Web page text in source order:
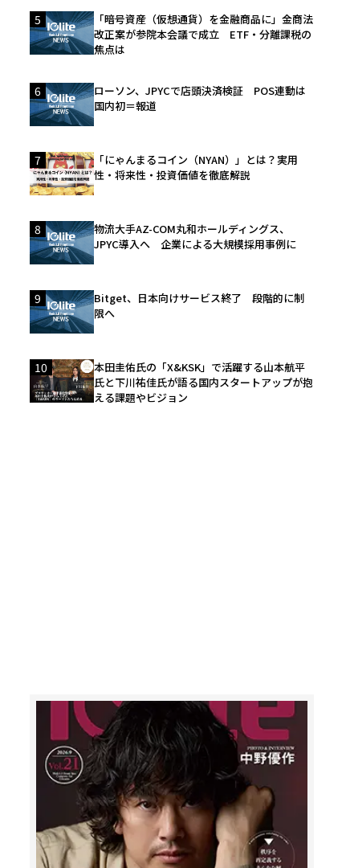
5
「暗号資産（仮想通貨）を金融商品に」金商法
改正案が参院本会議で成立 ETF・分離課税の
焦点は
6
ローソン、JPYCで店頭決済検証 POS連動は
国内初＝報道
7
「にゃんまるコイン（NYAN）」とは？実用
性・将来性・投資価値を徹底解説
8
物流大手AZ-COM丸和ホールディングス、
JPYC導入へ 企業による大規模採用事例に
9
Bitget、日本向けサービス終了 段階的に制
限へ
10
本田圭佑氏の「X&KSK」で活躍する山本航平
氏と下川祐佳氏が語る国内スタートアップが抱
える課題やビジョン